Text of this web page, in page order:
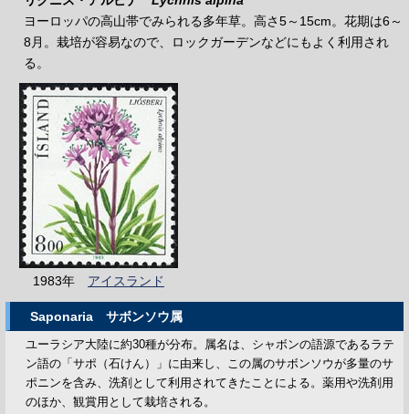
ヨーロッパの高山帯でみられる多年草。高さ5～15cm。花期は6～
8月。栽培が容易なので、ロックガーデンなどにもよく利用され
る。
1983年 アイスランド
Saponaria サボンソウ属
ユーラシア大陸に約30種が分布。属名は、シャボンの語源であるラテ
ン語の「サポ（石けん）」に由来し、この属のサボンソウが多量のサ
ポニンを含み、洗剤として利用されてきたことによる。薬用や洗剤用
のほか、観賞用として栽培される。